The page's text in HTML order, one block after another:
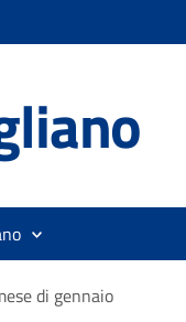
di gennaio